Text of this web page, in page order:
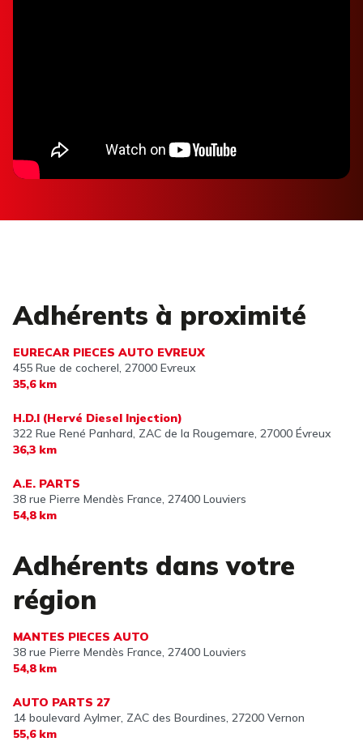
Adhérents à proximité
EURECAR PIECES AUTO EVREUX
455 Rue de cocherel, 27000 Evreux
35,6 km
H.D.I (Hervé Diesel Injection)
322 Rue René Panhard, ZAC de la Rougemare, 27000 Évreux
36,3 km
A.E. PARTS
38 rue Pierre Mendès France, 27400 Louviers
54,8 km
Adhérents dans votre
région
MANTES PIECES AUTO
38 rue Pierre Mendès France, 27400 Louviers
54,8 km
AUTO PARTS 27
14 boulevard Aylmer, ZAC des Bourdines, 27200 Vernon
55,6 km